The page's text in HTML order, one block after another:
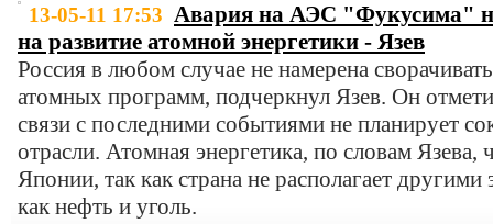
13-05-11 17:53 Авария на АЭС "Фукусима"
на развитие атомной энергетики - Язев
Россия в любом случае не намерена
атомных программ, подчеркнул Язев. Он
связи с последними событиями не планирует
отрасли. Атомная энергетика, по словам Язева,
Японии, так как страна не располагает
как нефть и уголь.